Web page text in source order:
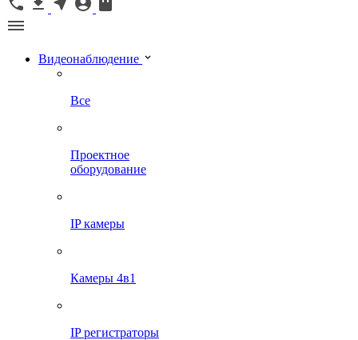
Видеонаблюдение
Все
Проектное
оборудование
IP камеры
Камеры 4в1
IP регистраторы